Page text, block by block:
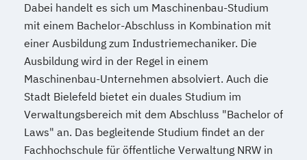
Dabei handelt es sich um Maschinenbau-Studium
mit einem Bachelor-Abschluss in Kombination mit
einer Ausbildung zum Industriemechaniker. Die
Ausbildung wird in der Regel in einem
Maschinenbau-Unternehmen absolviert. Auch die
Stadt Bielefeld bietet ein duales Studium im
Verwaltungsbereich mit dem Abschluss "Bachelor of
Laws" an. Das begleitende Studium findet an der
Fachhochschule für öffentliche Verwaltung NRW in